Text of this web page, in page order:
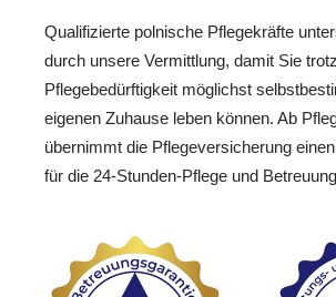
Qualifizierte polnische Pflegekräfte
durch unsere Vermittlung, damit Sie trotz
Pflegebedürftigkeit möglichst
eigenen Zuhause leben können. Ab
übernimmt die Pflegeversicherung
für die 24-Stunden-Pflege und